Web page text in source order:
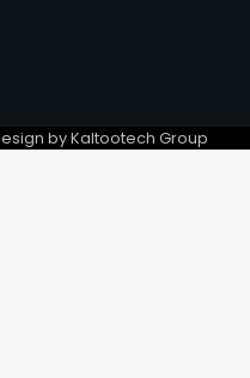
by Kaltootech Group